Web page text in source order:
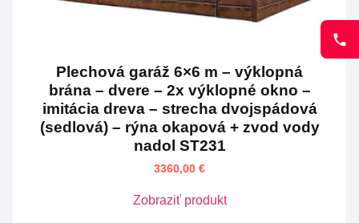
Plechová garáž 6×6 m – výklopná
brána – dvere – 2x výklopné okno –
imitácia dreva – strecha dvojspádová
(sedlová) – rýna okapová + zvod vody
nadol ST231
3360,00 €
Zobraziť produkt